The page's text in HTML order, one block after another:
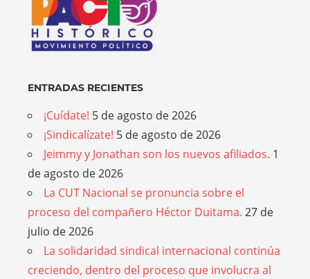
ENTRADAS RECIENTES
¡Cuídate! 5 de agosto de 2026
¡Sindicalízate! 5 de agosto de 2026
Jeimmy y Jonathan son los nuevos afiliados. 1
de agosto de 2026
La CUT Nacional se pronuncia sobre el
proceso del compañero Héctor Duitama. 27 de
julio de 2026
La solidaridad sindical internacional continúa
creciendo, dentro del proceso que involucra al